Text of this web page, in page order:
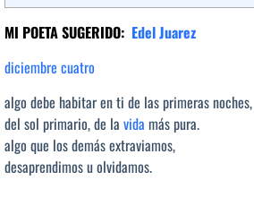
MI POETA SUGERIDO: Edel Juarez
diciembre cuatro
algo debe habitar en ti de las primeras noches,
del sol primario, de la vida más pura.
algo que los demás extraviamos,
desaprendimos u olvidamos.